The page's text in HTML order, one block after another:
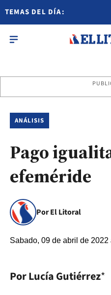
TEMAS DEL DÍA:
ANÁLISIS
Pago
efeméride
Por El Litoral
Sabado, 09 de abril de 2022
Por Lucía Gutiérrez*